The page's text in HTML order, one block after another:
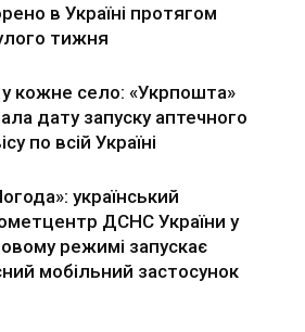
в Україні протягом
тижня
у кожне село: «Укрпошта»
дату запуску аптечного
по всій Україні
український
ДСНС України у
режимі запускає
мобільний застосунок